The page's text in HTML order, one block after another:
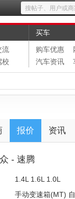
流
校
买车
购车优惠
汽车资讯
报价 资讯
- 速腾
1.4L 1.6L 1.0L
手动变速箱(MT)